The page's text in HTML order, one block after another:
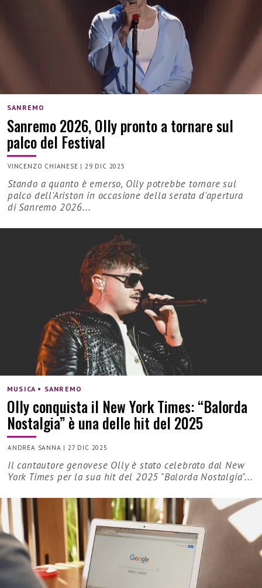
SANREMO
Sanremo 2026, Olly pronto a tornare sul
palco del Festival
VINCENZO CHIANESE |29 DIC 2025
Stando a quanto è emerso, Olly potrebbe tornare sul
palco dell'Ariston in occasione della serata d'apertura
di Sanremo 2026...
MUSICA • SANREMO
Olly conquista il New York Times: “Balorda
Nostalgia” è una delle hit del 2025
ANDREA SANNA |27 DIC 2025
Il cantautore genovese Olly è stato celebrato dal New
York Times per la sua hit del 2025 "Balorda Nostalgia"...